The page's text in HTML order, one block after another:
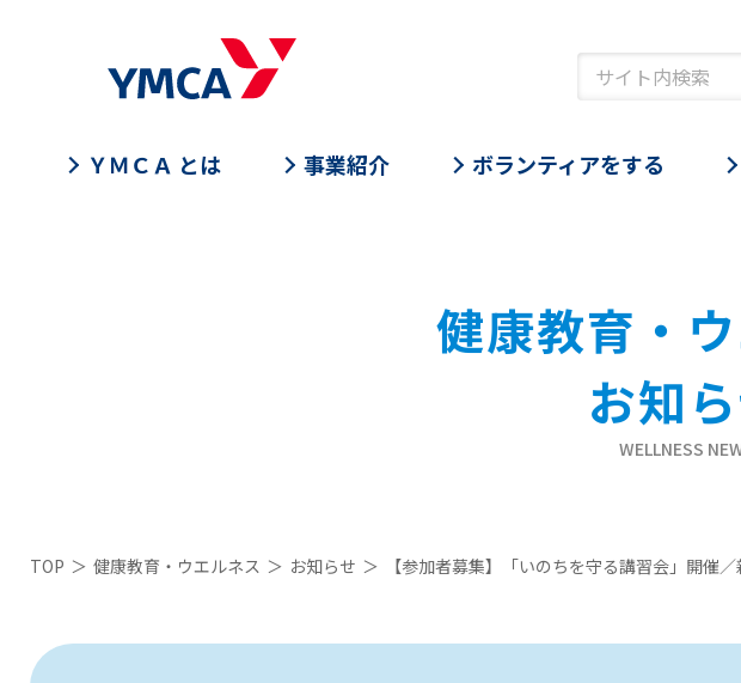
ＹＭＣＡ とは 事業紹介 ボランティアをする
健康教育・
お知
WELLNESS
TOP ＞ 健康教育・ウエルネス ＞ お知らせ ＞ 【参加者募集】「いのちを守る講習会」開催